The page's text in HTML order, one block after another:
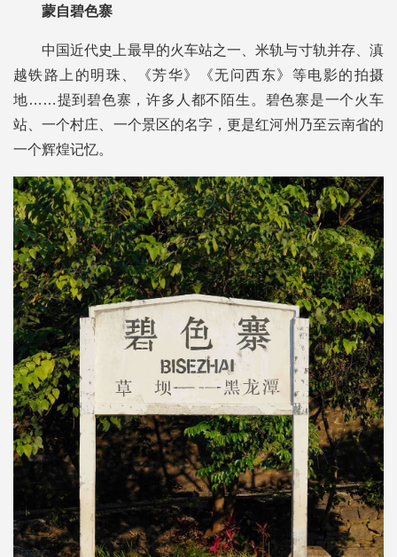
蒙自碧色寨
中国近代史上最早的火车站之一、米轨与寸轨并存、滇
越铁路上的明珠、《芳华》《无问西东》等电影的拍摄
地……提到碧色寨，许多人都不陌生。碧色寨是一个火车
站、一个村庄、一个景区的名字，更是红河州乃至云南省的
一个辉煌记忆。